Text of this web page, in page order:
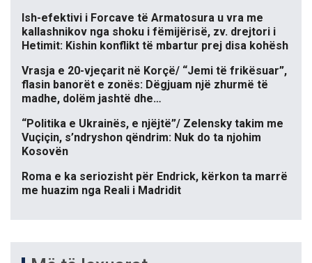
Ish-efektivi i Forcave të Armatosura u vra me
kallashnikov nga shoku i fëmijërisë, zv. drejtori i
Hetimit: Kishin konflikt të mbartur prej disa kohësh
Vrasja e 20-vjeçarit në Korçë/ “Jemi të frikësuar”,
flasin banorët e zonës: Dëgjuam një zhurmë të
madhe, dolëm jashtë dhe…
“Politika e Ukrainës, e njëjtë”/ Zelensky takim me
Vuçiçin, s’ndryshon qëndrim: Nuk do ta njohim
Kosovën
Roma e ka seriozisht për Endrick, kërkon ta marrë
me huazim nga Reali i Madridit